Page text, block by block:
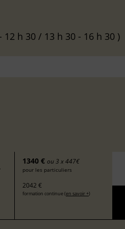
12 h 30 / 13 h 30 - 16 h 30 )
1340 € ou 3 x 447€
pour les particuliers
2042 €
formation continue (en savoir +)